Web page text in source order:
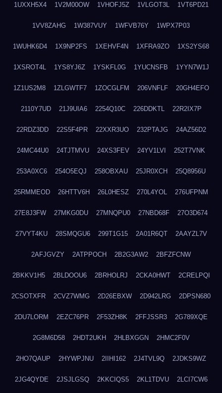
1UXXH5X4 1V2M00OW 1VHOFJ5Z 1VLGOT3L 1VT6PD21
1VV8ZAHG 1W387VUY 1WFVB76Y 1WPX7P03
1WUHK6D4 1X9NP2FS 1XEHVF4N 1XFRA9ZO 1XS2YS68
1XSROT4L 1YS8YJ6Z 1YSKFL0G 1YUCNSFB 1YYN7W1J
1Z1US2M8 1ZLGWTF7 1ZOCGLFM 206VNFLF 20GH4EFO
2110Y7UD 21J9UIA6 2254Q10C 226DDKTL 22R2IX7P
22RDZ3DD 22S5F4PR 22XXR3UO 232PTAJG 24AZ56D2
24MC44U0 24TJTMVU 24XS3FEV 24YV1LVI 252T7VNK
253A0XC6 254O5EQJ 258OBXAU 25JR0XCH 25Q8956U
25RMMEOD 26HTTV6H 26L0HESZ 270L4YOL 276UFPNM
27E8J3FW 27MKG0DU 27MNQPU0 27NBD68F 27O3D674
27VYT4KU 28SMQGU6 299T1G15 2A01R6QT 2AAYZL7V
2AFJGVZY 2ATPPOCH 2B2G3AW2 2BFZFCNW
2BKKV1H5 2BLDOOU6 2BRHOLRJ 2CKA0HWT 2CRELPQI
2CSOTXFR 2CVZ7WMG 2D26EBXW 2D942LRG 2DPSN680
2DU7LORM 2EZC76PR 2F53ZH8K 2FFJSSR3 2G789XQE
2G8M6D58 2HDT2UKH 2HLBXGGN 2HMC2F0V
2HO7QAUP 2HYWPJNU 2IIHI162 2J4TVL9Q 2JDKS9WZ
2JG4QYDE 2JSJLGSQ 2KKCIQS5 2KL1TDVU 2LCI7CW6